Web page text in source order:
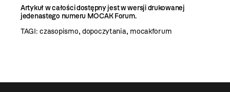
Artykuł w całości dostępny jest w wersji drukowanej
jedenastego numeru MOCAK Forum.
TAGI:czasopismo, dopoczytania, mocakforum